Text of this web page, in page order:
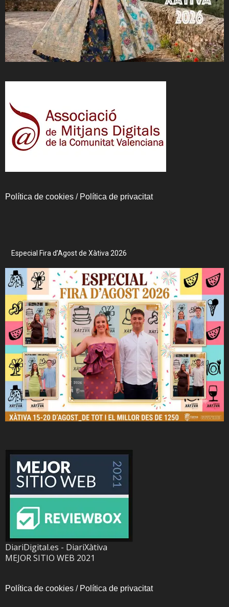
Política de cookies / Política de privacitat
Especial Fira d’Agost de Xàtiva 2026
DiariDigital.es - DiariXàtiva
MEJOR SITIO WEB 2021
Política de cookies / Política de privacitat